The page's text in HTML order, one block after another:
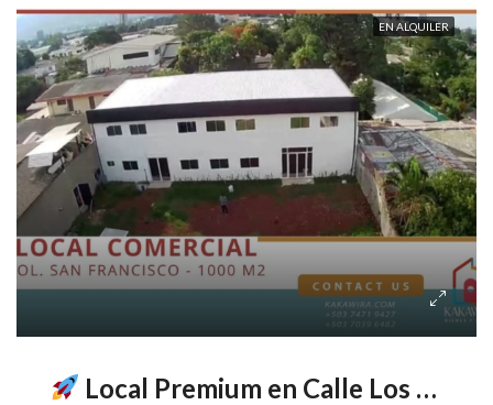
EN ALQUILER
Local Premium en Calle Los Bambúes: ¡Listo para Despegar tu Proyecto